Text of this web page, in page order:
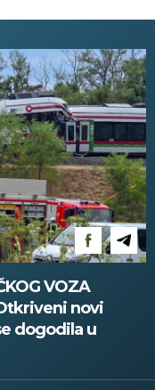
VOZA
novi
dogodila u